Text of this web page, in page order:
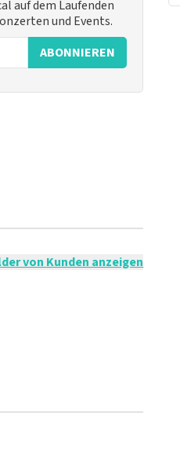
auf dem Laufenden
und Events.
ABONNIEREN
wenn du keine
von Kunden anzeigen